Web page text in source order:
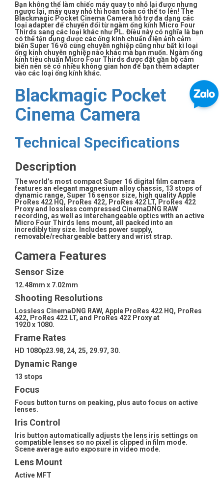
Bạn không thể làm chiếc máy quay to nhỏ lại được nhưng
ngược lại, máy quay nhỏ thì hoàn toàn có thể to lên! The
Blackmagic Pocket Cinema Camera hỗ trợ đa dạng các
loại adapter để chuyển đổi từ ngàm ống kính Micro Four
Thirds sang các loại khác như PL. Điều này có nghĩa là bạn
có thể tận dụng được các ống kính chuẩn điện ảnh cảm
biến Super 16 vô cùng chuyên nghiệp cũng như bất kì loại
ống kính chuyên nghiệp nào khác mà bạn muốn. Ngàm ống
kính tiêu chuẩn Micro Four Thirds được đặt gần bộ cảm
biến nên sẽ có nhiều không gian hơn để bạn thêm adapter
vào các loại ống kính khác.
Blackmagic Pocket
Cinema Camera
Technical Specifications
Description
The world’s most compact Super 16 digital film camera
features an elegant magnesium alloy chassis, 13 stops of
dynamic range, Super 16 sensor size, high quality Apple
ProRes 422 HQ, ProRes 422, ProRes 422 LT, ProRes 422
Proxy and lossless compressed CinemaDNG RAW
recording, as well as interchangeable optics with an active
Micro Four Thirds lens mount, all packed into an
incredibly tiny size. Includes power supply,
removable/rechargeable battery and wrist strap.
Camera Features
Sensor Size
12.48mm x 7.02mm
Shooting Resolutions
Lossless CinemaDNG RAW, Apple ProRes 422 HQ, ProRes
422, ProRes 422 LT, and ProRes 422 Proxy at
1920 x 1080.
Frame Rates
HD 1080p23.98, 24, 25, 29.97, 30.
Dynamic Range
13 stops
Focus
Focus button turns on peaking, plus auto focus on active
lenses.
Iris Control
Iris button automatically adjusts the lens iris settings on
compatible lenses so no pixel is clipped in film mode.
Scene average auto exposure in video mode.
Lens Mount
Active MFT